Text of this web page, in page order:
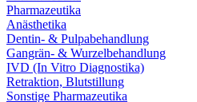
Pharmazeutika
Anästhetika
Dentin- & Pulpabehandlung
Gangrän- & Wurzelbehandlung
IVD (In Vitro Diagnostika)
Retraktion, Blutstillung
Sonstige Pharmazeutika